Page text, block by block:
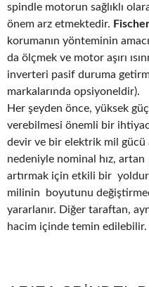
spindle motorun sağlıklı
önem arz etmektedir.
korumanın yönteminin
da ölçmek ve motor aşırı
inverteri pasif duruma
markalarında opsiyoneldir).
Her şeyden önce, yüksek
verebilmesi önemli bir
devir ve bir elektrik mil gücü
nedeniyle nominal hız,
artırmak için etkili bir
milinin boyutunu
yararlanır. Diğer taraftan,
hacim içinde temin edilebilir.